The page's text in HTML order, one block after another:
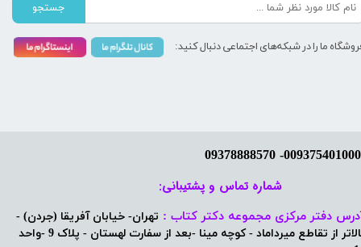
دفتر مرکزی مجموعه دکتر کتاب : تهران- خیابان آفریقا (جردن) -
بالاتر از تقاطع میرداماد - کوچه مینا -بعد از سفارت لهستان - پلاک 9 -واحد
شماره تماس و پشتیبانی: ​​​​​​​
جستجو
ما را در شبکه‌های اجتماعی دنبال کنید: